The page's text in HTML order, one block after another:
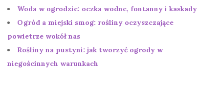
Woda w ogrodzie: oczka wodne, fontanny i kaskady
Ogród a miejski smog: rośliny oczyszczające
powietrze wokół nas
Rośliny na pustyni: jak tworzyć ogrody w
niegościnnych warunkach